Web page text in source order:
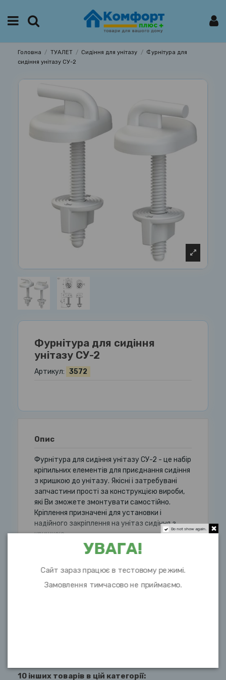
Головна ТУАЛЕТ Сидіння для унітазу
Фурнітура для
сидіння унітазу СУ-2
Фурнітура для сидіння
унітазу СУ-2
Артикул: 3572
Опис
Фурнітура для сидіння унітазу СУ-2 - це набір
кріпильних елементів для приєднання сидіння
з кришкою до унітазу. Якісні і затребувані
запчастини прості за конструкцією вироби,
які Ви зможете змонтувати самостійно.
Кріплення призначені для установки і
надійного закріплення на унітаз сидіння з
кришкою.
Розгорнути опис
10 інших товарів в цій категорії:
Do not show again.
УВАГА!
Сайт зараз працює в тестовому режимі.
Замовлення тимчасово не приймаємо.